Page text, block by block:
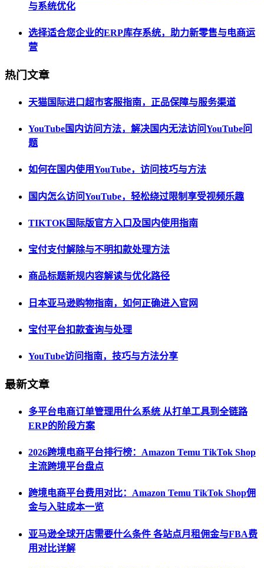
与系统优化
选择适合您企业的ERP库存系统，助力新零售与电商运
营
热门文章
天猫国际进口超市客服指南，正品保障与服务渠道
YouTube国内访问方法，解决国内无法访问YouTube问
题
如何在国内使用YouTube，访问技巧与方法
国内怎么访问YouTube，轻松绕过限制享受视频乐趣
TIKTOK国际版官方入口及国内使用指南
宝付支付解除与不明扣款处理方法
商品标题新规内容解读与优化路径
日本亚马逊购物指南，如何正确进入官网
宝付平台扣款查询与处理
YouTube访问指南，技巧与方法分享
最新文章
多平台电商订单管理用什么系统 从打单工具到全链路
ERP的阶段方案
2026跨境电商平台排行榜：Amazon Temu TikTok Shop
主流跨境平台盘点
跨境电商平台费用对比：Amazon Temu TikTok Shop佣
金与入驻成本一览
亚马逊全球开店需要什么条件 各站点月租佣金与FBA费
用对比详解